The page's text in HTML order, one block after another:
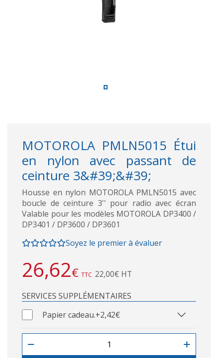
MOTOROLA PMLN5015 Étui
en nylon avec passant de
ceinture 3&#39;&#39;
Housse en nylon MOTOROLA PMLN5015 avec
boucle de ceinture 3'' pour radio avec écran
Valable pour les modèles MOTOROLA DP3400 /
DP3401 / DP3600 / DP3601
Soyez le premier à évaluer
26,62€ TTC 22,00€ HT
SERVICES SUPPLÉMENTAIRES
Papier cadeau.+2,42€